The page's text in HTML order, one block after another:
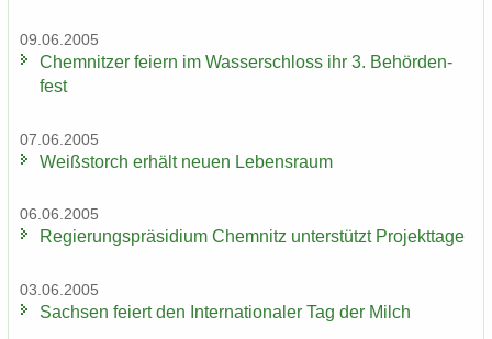
09.06.2005
Chem­nit­zer fei­ern im Was­ser­schloss ihr 3. Be­hör­den­
fest
07.06.2005
Weiß­storch er­hält neuen Le­bens­raum
06.06.2005
Re­gie­rungs­prä­si­di­um Chem­nitz un­ter­stützt Pro­jekt­ta­ge
03.06.2005
Sach­sen fei­ert den In­ter­na­tio­na­ler Tag der Milch